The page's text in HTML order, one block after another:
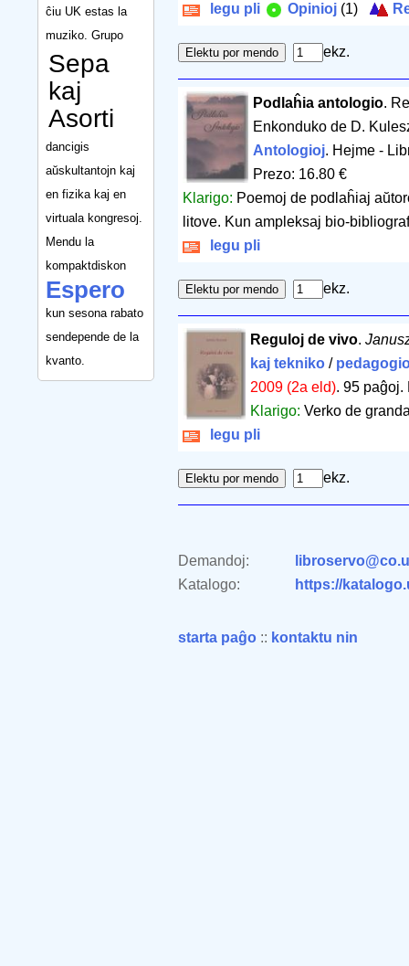
ĉiu UK estas la
muziko. Grupo
Sepa
kaj
Asorti
dancigis
aŭskultantojn kaj
en fizika kaj en
virtuala kongresoj.
Mendu la
kompaktdiskon
Espero
kun sesona rabato
sendepende de la
kvanto.
legu pli
Opinioj (1)
ekz.
Podlaĥia antologio.
Enkonduko de D.
Antologioj. Hejme -
Prezo: 16.80 €
Klarigo: Poemoj de podlaĥiaj
litove. Kun ampleksaj bio-
legu pli
ekz.
Reguloj de vivo.
kaj tekniko /
2009 (2a eld).95 paĝoj.
Klarigo:Verko de
legu pli
ekz.
Demandoj:
Katalogo:
https://
starta paĝo :: kontaktu nin